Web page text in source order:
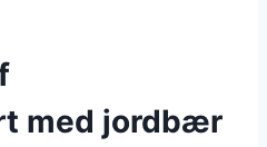
med jordbær